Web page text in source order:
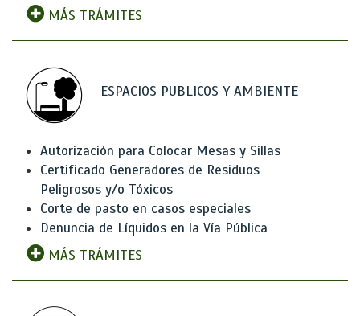
MÁS TRÁMITES
ESPACIOS PUBLICOS Y AMBIENTE
Autorización para Colocar Mesas y Sillas
Certificado Generadores de Residuos
Peligrosos y/o Tóxicos
Corte de pasto en casos especiales
Denuncia de Líquidos en la Vía Pública
MÁS TRÁMITES